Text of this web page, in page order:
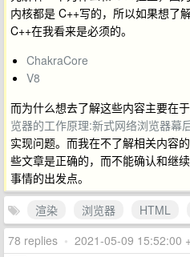
内核都是 C++写的，所以如果想了
C++在我看来是必须的。
ChakraCore
V8
而为什么想去了解这些内容主要在
览器的工作原理:新式网络浏览器幕
实现问题。而我在不了解相关内容
些文章是正确的，而不能确认和继
事情的出发点。
渲染
浏览器 HTML
78 replies • 2021-05-09 15:52:00